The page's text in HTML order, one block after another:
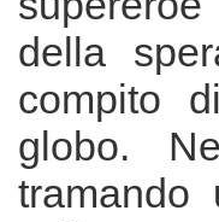
della
compito
globo.
tramando